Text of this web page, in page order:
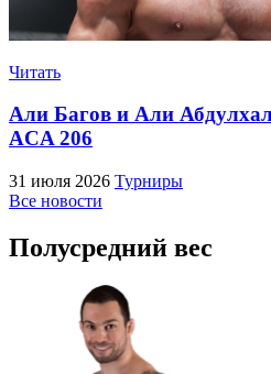
Читать
Али Багов и Али
ACA 206
31 июля 2026 Турниры
Все новости
Полусредний вес